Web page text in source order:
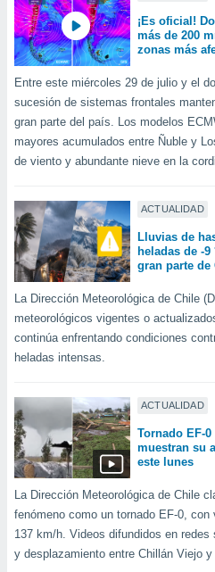
utilizar
crear un
uso de
la
contenido
de la
el
del
de
o a través
de
de
de
e
mediante
publicidad
¡Es oficial!
más de 200
zonas más
Entre este miércoles 29 de julio y el
sucesión de sistemas frontales
gran parte del país. Los modelos
mayores acumulados entre Ñuble y
de viento y abundante nieve en la
ACTUALIDAD
Lluvias de
heladas de -
gran parte de
La Dirección Meteorológica de Chile
meteorológicos vigentes o
continúa enfrentando condiciones
heladas intensas.
ACTUALIDAD
Tornado EF-
muestran su
este lunes
La Dirección Meteorológica de Chile
fenómeno como un tornado EF-0,
137 km/h. Videos difundidos en
y desplazamiento entre Chillán Viejo y